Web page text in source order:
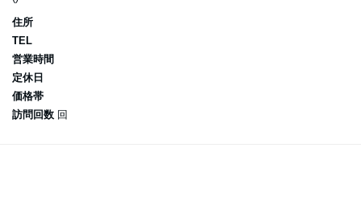
住所
TEL
営業時間
定休日
価格帯
訪問回数 回